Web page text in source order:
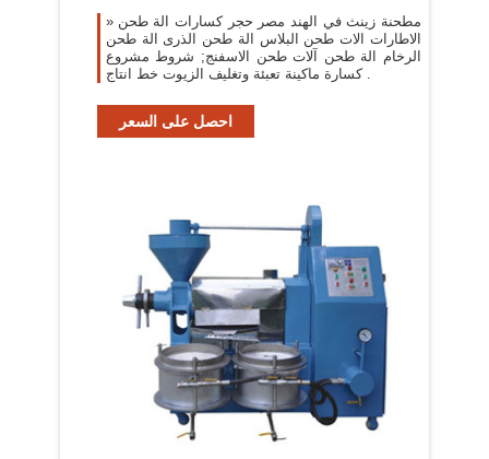
» مطحنة زينث في الهند مصر حجر كسارات الة طحن
الاطارات الات طحن البلاس الة طحن الذرى الة طحن
الرخام الة طحن آلات طحن الاسفنج; شروط مشروع
كسارة ماكينة تعبئة وتغليف الزيوت خط انتاج .
احصل على السعر